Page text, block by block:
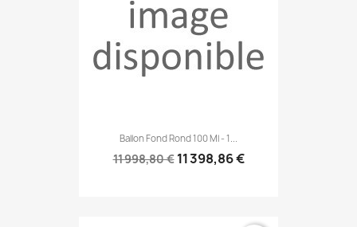
Ballon Fond Rond 100 Ml - 1...
11 998,80 € 11 398,86 €